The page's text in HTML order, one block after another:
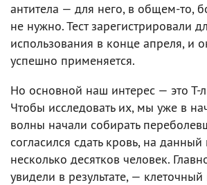
антитела — для него, в общем-то,
не нужно. Тест зарегистрировали
использования в конце апреля, и
успешно применяется.
Но основной наш интерес — это Т-
Чтобы исследовать их, мы уже в
волны начали собирать
согласился сдать кровь, на
несколько десятков человек.
увидели в результате, —